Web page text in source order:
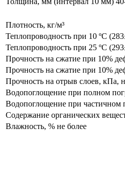
Плотность, кг/м³
Теплопроводность при 10 ºС
Теплопроводность при 25 ºС
Прочность на сжатие при 10%
Прочность на сжатие при 10%
Прочность на отрыв слоев, кПа,
Водопоглощение при полном
Водопоглощение при частичном
Содержание органических
Влажность, % не более